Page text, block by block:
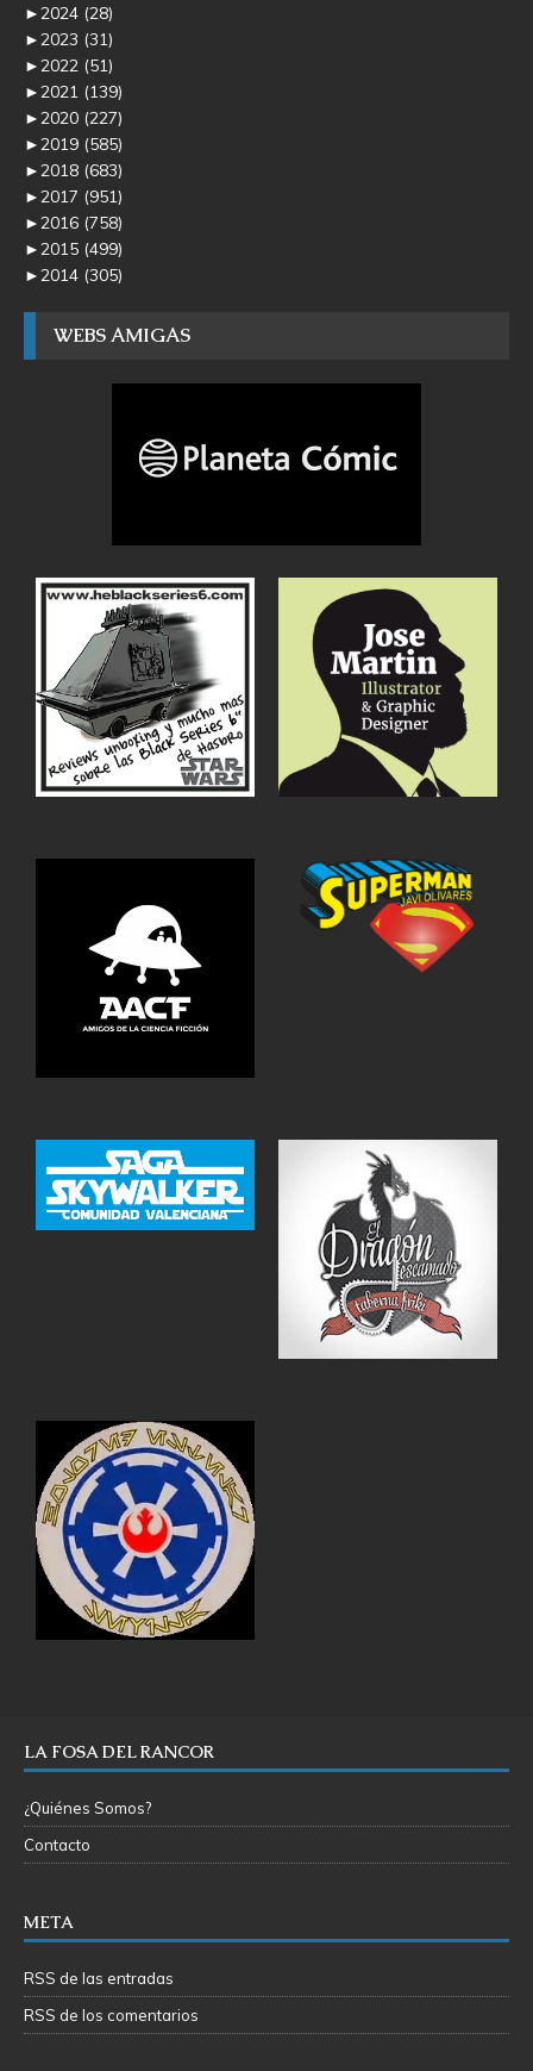
►2024 (28)
►2023 (31)
►2022 (51)
►2021 (139)
►2020 (227)
►2019 (585)
►2018 (683)
►2017 (951)
►2016 (758)
►2015 (499)
►2014 (305)
WEBS AMIGAS
LA FOSA DEL RANCOR
¿Quiénes Somos?
Contacto
META
RSS de las entradas
RSS de los comentarios